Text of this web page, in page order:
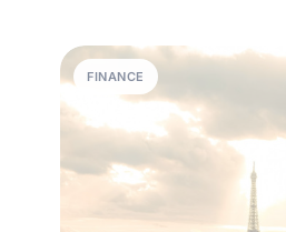
FINANCE